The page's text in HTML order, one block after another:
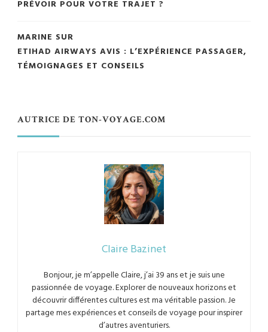
PRÉVOIR POUR VOTRE TRAJET ?
MARINE SUR
ETIHAD AIRWAYS AVIS : L’EXPÉRIENCE PASSAGER,
TÉMOIGNAGES ET CONSEILS
AUTRICE DE TON-VOYAGE.COM
Claire Bazinet
Bonjour, je m’appelle Claire, j’ai 39 ans et je suis une
passionnée de voyage. Explorer de nouveaux horizons et
découvrir différentes cultures est ma véritable passion. Je
partage mes expériences et conseils de voyage pour inspirer
d’autres aventuriers.